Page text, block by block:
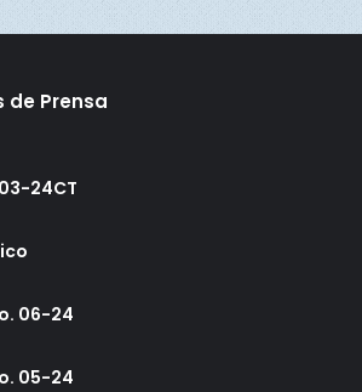
entrenamientos en los terrenos A
días y si llueve se usarán todas las
pesas en Sport City, suficiente para
en alto el nombre de Panamá.
de Prensa
03-24CT
06-24
05-24